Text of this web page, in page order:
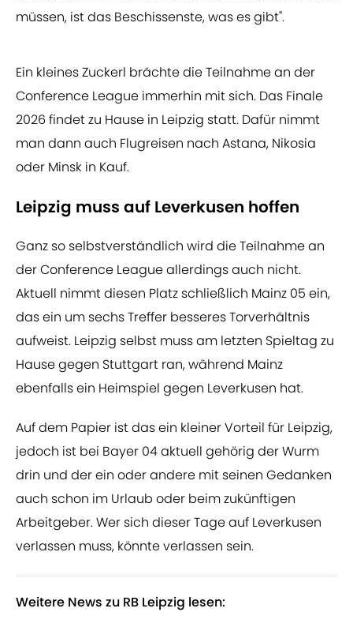
müssen, ist das Beschissenste, was es gibt".
Ein kleines Zuckerl brächte die Teilnahme an der
Conference League immerhin mit sich. Das Finale
2026 findet zu Hause in Leipzig statt. Dafür nimmt
man dann auch Flugreisen nach Astana, Nikosia
oder Minsk in Kauf.
Leipzig muss auf Leverkusen hoffen
Ganz so selbstverständlich wird die Teilnahme an
der Conference League allerdings auch nicht.
Aktuell nimmt diesen Platz schließlich Mainz 05 ein,
das ein um sechs Treffer besseres Torverhältnis
aufweist. Leipzig selbst muss am letzten Spieltag zu
Hause gegen Stuttgart ran, während Mainz
ebenfalls ein Heimspiel gegen Leverkusen hat.
Auf dem Papier ist das ein kleiner Vorteil für Leipzig,
jedoch ist bei Bayer 04 aktuell gehörig der Wurm
drin und der ein oder andere mit seinen Gedanken
auch schon im Urlaub oder beim zukünftigen
Arbeitgeber. Wer sich dieser Tage auf Leverkusen
verlassen muss, könnte verlassen sein.
Weitere News zu RB Leipzig lesen: